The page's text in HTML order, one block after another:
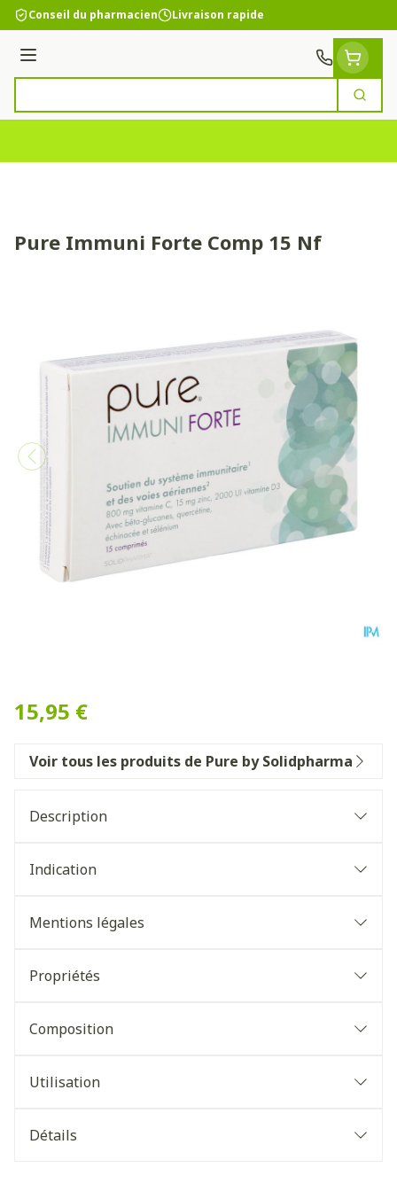
Aller au contenu
Conseil du pharmacien Livraison rapide
Menu
Pure Immuni Forte Comp 15 Nf
15,95 €
Voir tous les produits de Pure by Solidpharma
Description
Indication
Mentions légales
Propriétés
Composition
Utilisation
Détails